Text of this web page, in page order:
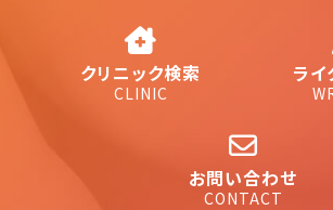
クリニック検索
CLINIC
ラ
お問い合わせ
CONTACT